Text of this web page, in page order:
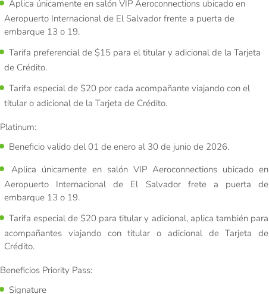
Aplica únicamente en salón VIP Aeroconnections ubicado en
Aeropuerto Internacional de El Salvador frente a puerta de
embarque 13 o 19.
Tarifa preferencial de $15 para el titular y adicional de la Tarjeta
de Crédito.
Tarifa especial de $20 por cada acompañante viajando con el
titular o adicional de la Tarjeta de Crédito.
Platinum:
Beneficio valido del 01 de enero al 30 de junio de 2026.
Aplica únicamente en salón VIP Aeroconnections ubicado en
Aeropuerto Internacional de El Salvador frete a puerta de
embarque 13 o 19.
Tarifa especial de $20 para titular y adicional, aplica también para
acompañantes viajando con titular o adicional de Tarjeta de
Crédito.
Beneficios Priority Pass:
Signature